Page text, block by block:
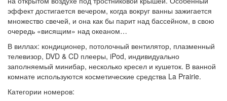
эффект достигается вечером, когда вокруг ванны зажигается
множество свечей, и она как бы парит над бассейном, в свою
очередь «висящим» над океаном…
В виллах: кондиционер, потолочный вентилятор, плазменный
телевизор, DVD & CD плееры, iPod, индивидуально
заполняемый минибар, несколько кресел и кушеток. В ванной
комнате используются косметические средства La Prairie.
Категории номеров: